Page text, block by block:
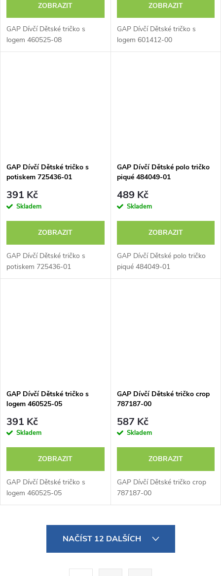
ZOBRAZIT
GAP Dívčí Dětské tričko s
logem 460525-08
ZOBRAZIT
GAP Dívčí Dětské tričko s
logem 601412-00
GAP Dívčí Dětské tričko s
potiskem 725436-01
391 Kč
Skladem
ZOBRAZIT
GAP Dívčí Dětské tričko s
potiskem 725436-01
GAP Dívčí Dětské polo tričko
piqué 484049-01
489 Kč
Skladem
ZOBRAZIT
GAP Dívčí Dětské polo tričko
piqué 484049-01
GAP Dívčí Dětské tričko s
logem 460525-05
391 Kč
Skladem
ZOBRAZIT
GAP Dívčí Dětské tričko s
logem 460525-05
GAP Dívčí Dětské tričko crop
787187-00
587 Kč
Skladem
ZOBRAZIT
GAP Dívčí Dětské tričko crop
787187-00
NAČÍST 12 DALŠÍCH